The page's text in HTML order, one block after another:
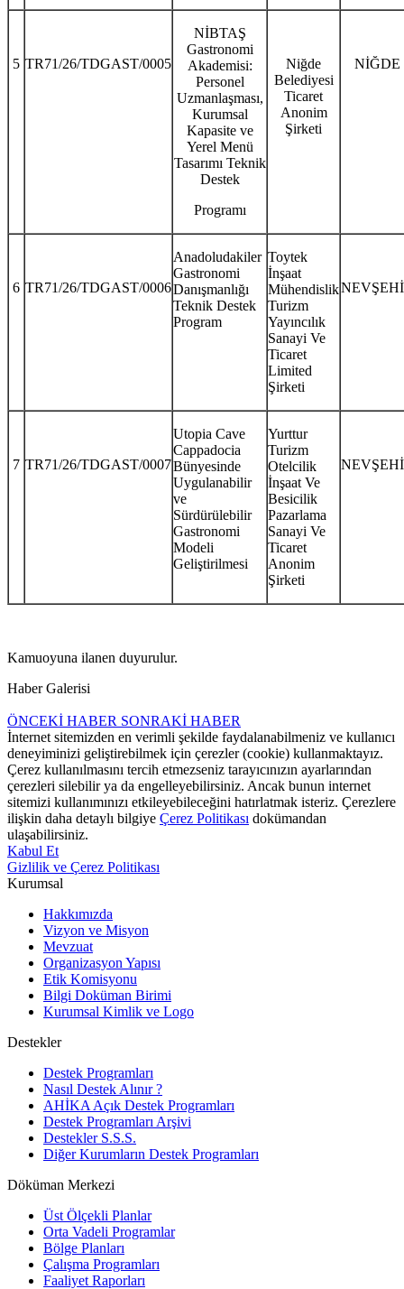
5 TR71/26/TDGAST/0005
NİBTAŞ
Gastronomi
Akademisi:
Personel
Uzmanlaşması,
Kurumsal
Kapasite ve
Yerel Menü
Tasarımı Teknik
Destek
Programı
Niğde
Belediyesi
Ticaret
Anonim
Şirketi
NİĞDE
6 TR71/26/TDGAST/0006
Anadoludakiler
Gastronomi
Danışmanlığı
Teknik Destek
Program
Toytek
İnşaat
Mühendislik
Turizm
Yayıncılık
Sanayi Ve
Ticaret
Limited
Şirketi
7 TR71/26/TDGAST/0007
Utopia Cave
Cappadocia
Bünyesinde
Uygulanabilir
ve
Sürdürülebilir
Gastronomi
Modeli
Geliştirilmesi
Yurttur
Turizm
Otelcilik
İnşaat Ve
Besicilik
Pazarlama
Sanayi Ve
Ticaret
Anonim
Şirketi
Kamuoyuna ilanen duyurulur.
Haber Galerisi
ÖNCEKİ HABER SONRAKİ HABER
İnternet sitemizden en verimli şekilde faydalanabilmeniz ve kullanıcı
deneyiminizi geliştirebilmek için çerezler (cookie) kullanmaktayız.
Çerez kullanılmasını tercih etmezseniz tarayıcınızın ayarlarından
çerezleri silebilir ya da engelleyebilirsiniz. Ancak bunun internet
sitemizi kullanımınızı etkileyebileceğini hatırlatmak isteriz. Çerezlere
ilişkin daha detaylı bilgiye Çerez Politikası dokümandan
ulaşabilirsiniz.
Kabul Et
Gizlilik ve Çerez Politikası
Kurumsal
Hakkımızda
Vizyon ve Misyon
Mevzuat
Organizasyon Yapısı
Etik Komisyonu
Bilgi Doküman Birimi
Kurumsal Kimlik ve Logo
Destekler
Destek Programları
Nasıl Destek Alınır ?
AHİKA Açık Destek Programları
Destek Programları Arşivi
Destekler S.S.S.
Diğer Kurumların Destek Programları
Döküman Merkezi
Üst Ölçekli Planlar
Orta Vadeli Programlar
Bölge Planları
Çalışma Programları
Faaliyet Raporları